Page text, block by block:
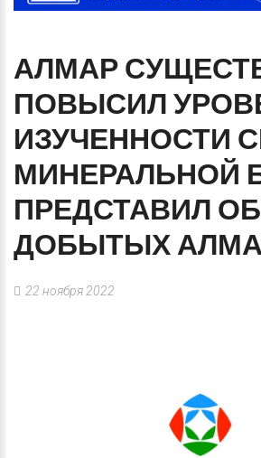
АЛМАР
ПОВЫСИЛ
ИЗУЧЕННОСТИ
МИНЕРАЛЬНОЙ
ПРЕДСТАВИЛ
ДОБЫТЫХ
22 ноября 2022